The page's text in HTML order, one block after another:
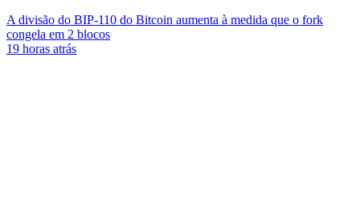
A divisão do BIP-110 do Bitcoin aumenta à medida que o fork
congela em 2 blocos
19 horas atrás